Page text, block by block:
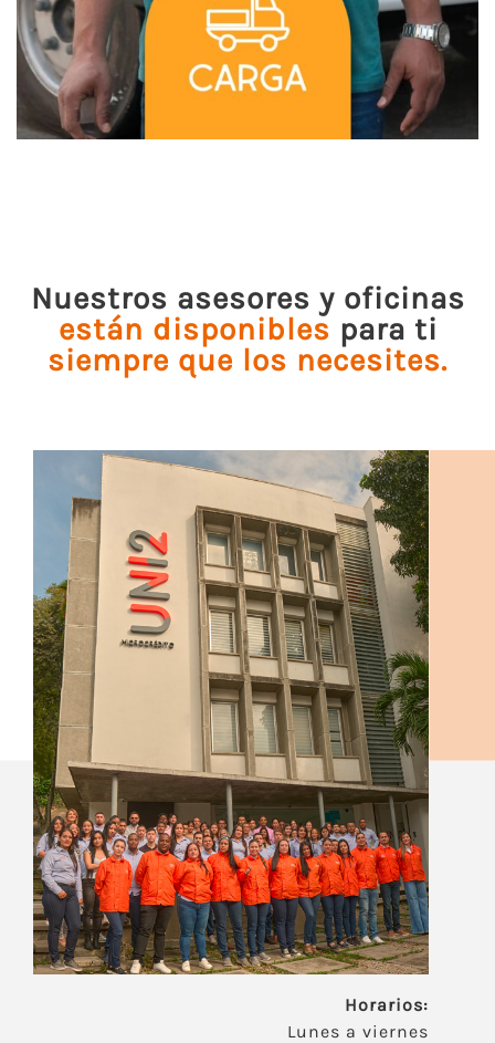
Nuestros asesores y oficinas
están disponibles para ti
siempre que los necesites.
Horarios:
Lunes a viernes